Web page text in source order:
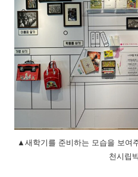
▲새학기를 준비하는 모습을 보여
천시립